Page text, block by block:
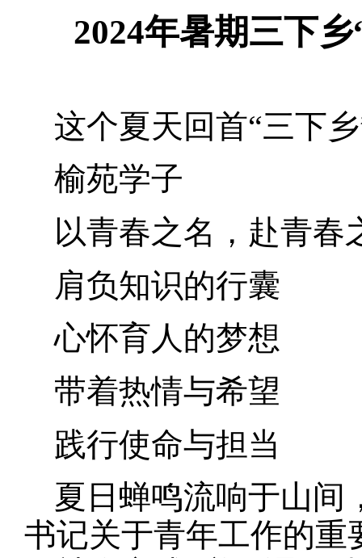
2024年暑期三下
这个夏天回首“三下
榆苑学子
以青春之名，赴青春
肩负知识的行囊
心怀育人的梦想
带着热情与希望
践行使命与担当
夏日蝉鸣流响于山间
书记关于青年工作的重